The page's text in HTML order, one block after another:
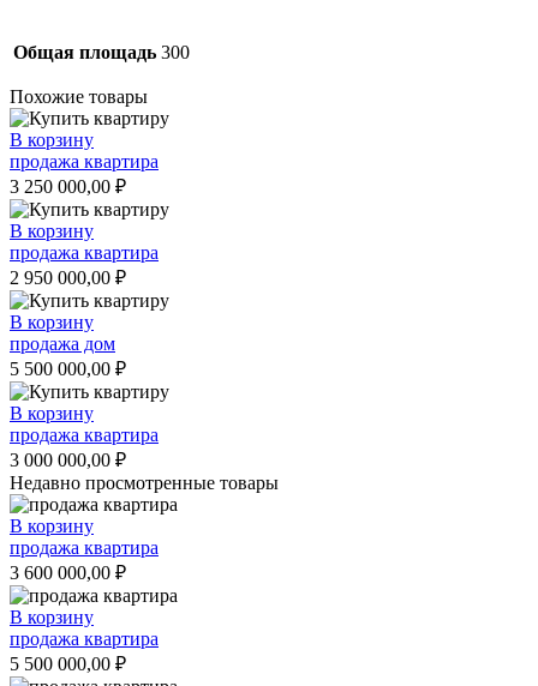
Общая площадь 300
Похожие товары
В корзину
продажа квартира
3 250 000,00 ₽
В корзину
продажа квартира
2 950 000,00 ₽
В корзину
продажа дом
5 500 000,00 ₽
В корзину
продажа квартира
3 000 000,00 ₽
Недавно просмотренные товары
В корзину
продажа квартира
3 600 000,00 ₽
В корзину
продажа квартира
5 500 000,00 ₽